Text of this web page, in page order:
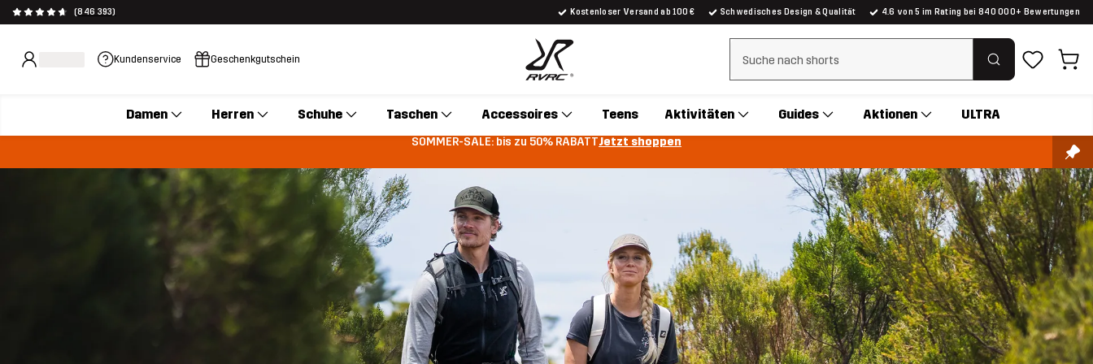
(846 393) Kostenloser Versand ab 100 € Schwedisches Design & Qualität 4.6 von 5 im Rating bei 840 000+ Bewertungen
Kundenservice Geschenkgutschein Suchfilter löschen
Damen Herren Schuhe Taschen Accessoires Teens Aktivitäten Guides Aktionen ULTRA
SOMMER-SALE: bis zu 50% RABATTJetzt shoppen